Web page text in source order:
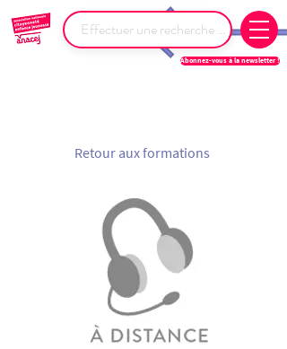
Abonnez-vous à la newsletter !
Retour aux formations